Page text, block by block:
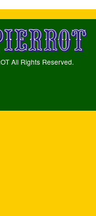
All Rights Reserved.